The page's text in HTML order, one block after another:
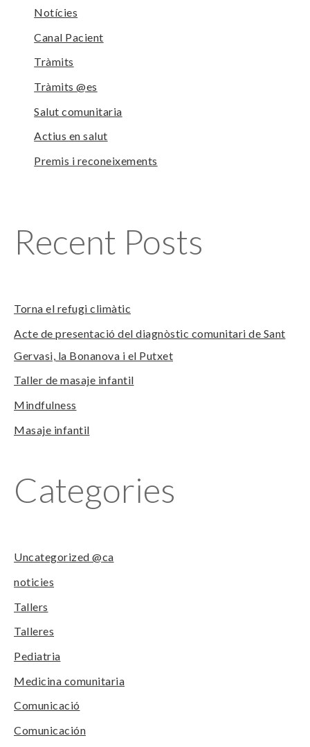
Notícies
Canal Pacient
Tràmits
Tràmits @es
Salut comunitaria
Actius en salut
Premis i reconeixements
Recent Posts
Torna el refugi climàtic
Acte de presentació del diagnòstic comunitari de Sant
Gervasi, la Bonanova i el Putxet
Taller de masaje infantil
Mindfulness
Masaje infantil
Categories
Uncategorized @ca
noticies
Tallers
Talleres
Pediatria
Medicina comunitaria
Comunicació
Comunicación